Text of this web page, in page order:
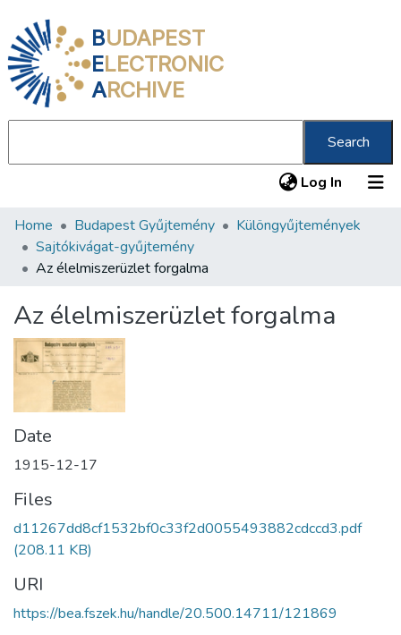
BUDAPEST
ELECTRONIC
ARCHIVE
Search
Log In (current)
Communities & Collections
All of DSpace
About us
Home Budapest Gyűjtemény
Különgyűjtemények
Sajtókivágat-gyűjtemény
Az élelmiszerüzlet forgalma
Az élelmiszerüzlet forgalma
Date
1915-12-17
Files
d11267dd8cf1532bf0c33f2d0055493882cdccd3.pdf
(208.11 KB)
URI
https://bea.fszek.hu/handle/20.500.14711/121869